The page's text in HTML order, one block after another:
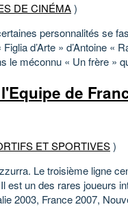
DE CINÉMA)
personnalités se
Figlia d’Arte » d’Antoine
le méconnu « Un frère »
de
ET SPORTIVES)
Le troisième ligne
est un des rares joueurs
2003, France 2007,